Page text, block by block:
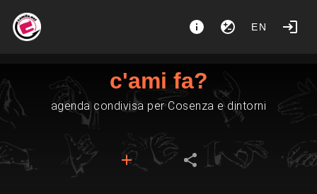
EN
c'ami fa?
agenda condivisa per Cosenza e dintorni